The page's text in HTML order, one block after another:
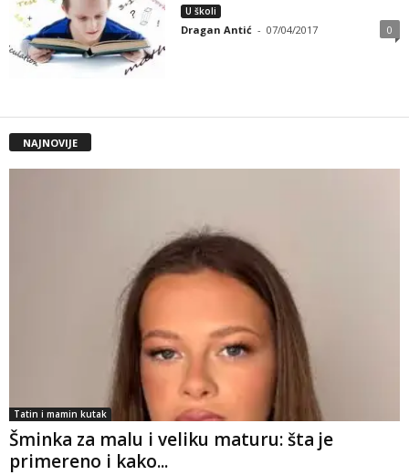
U školi
Dragan Antić - 07/04/2017 0
NAJNOVIJE
Tatin i mamin kutak
Šminka za malu i veliku maturu: šta je
primereno i kako...